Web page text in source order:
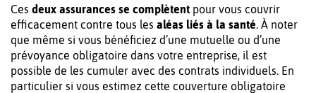
Ces deux assurances se complètent pour vous couvrir
efficacement contre tous les aléas liés à la santé . À noter
que même si vous bénéficiez d’une mutuelle ou d’une
prévoyance obligatoire dans votre entreprise, il est
possible de les cumuler avec des contrats individuels. En
particulier si vous estimez cette couverture obligatoire